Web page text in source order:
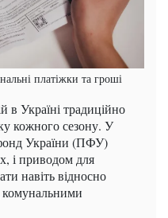
платіжки та гроші
в Україні традиційно
кожного сезону. У
України (ПФУ)
і приводом для
навіть відносно
комунальними